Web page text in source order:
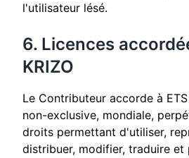
l'utilisateur lésé.
6. Licences
KRIZO
Le Contributeur accorde à
non-exclusive, mondiale,
droits permettant d'utiliser,
distribuer, modifier, traduire et